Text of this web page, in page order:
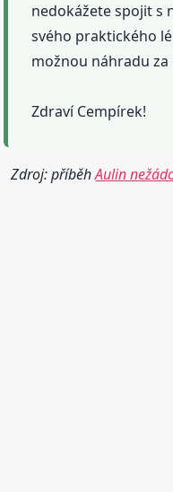
nedokážete spojit s
svého praktického
možnou náhradu
Zdraví Cempírek!
Zdroj: příběhAulin